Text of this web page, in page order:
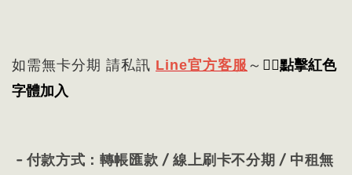
如需無卡分期 請私訊 Line官方客服 ～ 👈🏻點擊紅色
字體加入
- 付款方式：轉帳匯款 / 線上刷卡不分期 / 中租無